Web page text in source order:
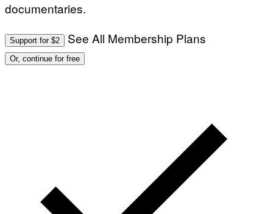
documentaries.
Support for $2 See All Membership Plans
Or, continue for free